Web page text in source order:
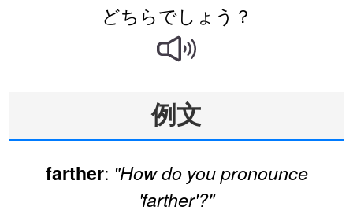
どちらでしょう？
例文
farther: "How do you pronounce
'farther'?"